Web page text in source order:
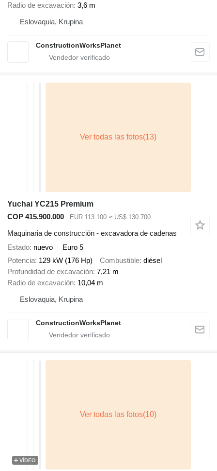
Radio de excavación 3,6 m
Eslovaquia, Krupina
ConstructionWorksPlanet
Yuchai YC215 Premium
COP 415.900.000
EUR 113.100 ≈ US$ 130.700
Maquinaria de construcción - excavadora de cadenas
Estado nuevo
Euro 5
Potencia 129 kW (176 Hp) Combustible diésel
Profundidad de excavación 7,21 m
Radio de excavación 10,04 m
Eslovaquia, Krupina
ConstructionWorksPlanet
VÍDEO